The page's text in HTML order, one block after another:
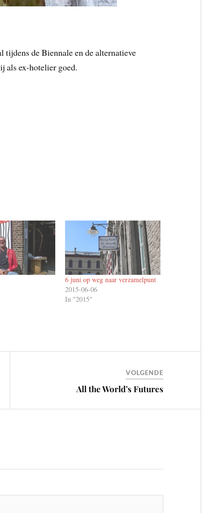
tijdens de Biennale en de alternatieve
als ex-hotelier goed.
6 juni op weg naar verzamelpunt
2015-06-06
In "2015"
VOLGENDE
All the World’s Futures